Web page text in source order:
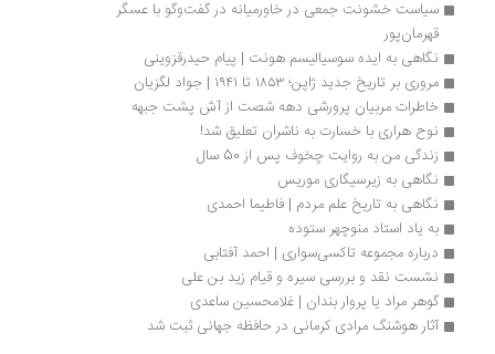
قهرمان‌پور
نگاهی به ایده سوسیالیسم هونت | پیام حیدرقزوینی
مروری بر تاریخ جدید ژاپن؛ ۱۸۵۳ تا ۱۹۴۱ | جواد لگزیان
خاطرات مربیان پرورشی دهه شصت از آش پشت جبهه
نوح هراری با خسارت به ناشران تعلیق شد!
زندگی من به روایت چخوف پس از 50 سال
نگاهی به زیرسیگاری موریس
نگاهی به تاریخ علم مردم | فاطیما احمدی
به یاد استاد منوچهر ستوده
درباره مجموعه تاکسی‌سواری | احمد آفتابی
نشست نقد و بررسی سیره و قیام زید بن علی
گوهر مراد یا پروار بندان | غلامحسین ساعدی
آثار هوشنگ مرادی کرمانی در حافظه جهانی ثبت شد